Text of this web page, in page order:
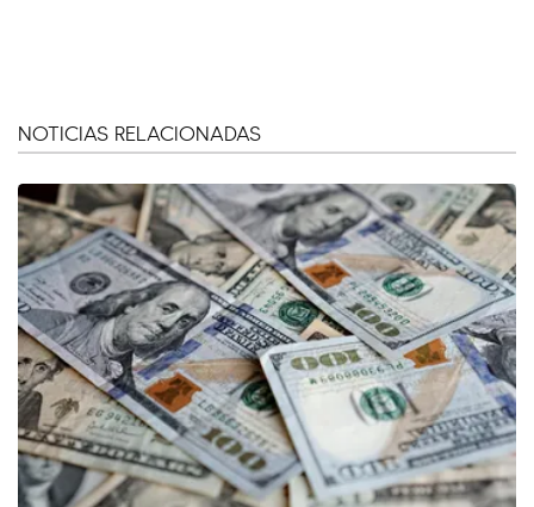
NOTICIAS RELACIONADAS